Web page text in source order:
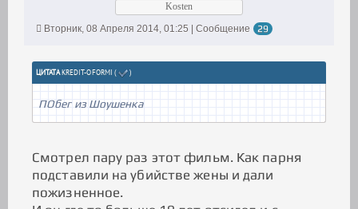
Kosten
Вторник, 08 Апреля 2014, 01:25 | Сообщение
29
ЦИТАТАKREDIT-OFORMI ( )
ПОбег из Шоушенка
Смотрел пару раз этот фильм. Как парня
подставили на убийстве жены и дали
пожизненное.